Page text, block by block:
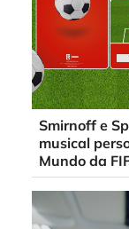
Smirnoff e
musical
Mundo da